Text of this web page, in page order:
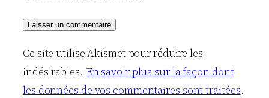
Ce site utilise Akismet pour réduire les
indésirables. En savoir plus sur la façon dont
les données de vos commentaires sont traitées.